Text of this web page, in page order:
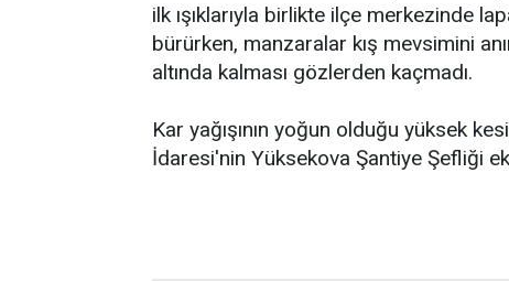
ilk ışıklarıyla birlikte ilçe merkezinde
bürürken, manzaralar kış mevsimini
altında kalması gözlerden kaçmadı.
Kar yağışının yoğun olduğu yüksek
İdaresi'nin Yüksekova Şantiye Şefliği